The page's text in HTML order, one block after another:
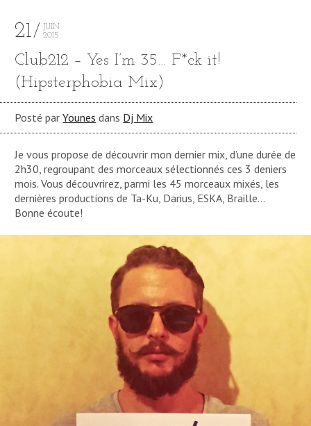
21
JUIN
2015
Club212 – Yes I’m 35… F*ck it!
(Hipsterphobia Mix)
Posté parYounes dans Dj Mix
Je vous propose de découvrir mon dernier mix, d’une durée de
2h30, regroupant des morceaux sélectionnés ces 3 deniers
mois. Vous découvrirez, parmi les 45 morceaux mixés, les
dernières productions de Ta-Ku, Darius, ESKA, Braille…
Bonne écoute!